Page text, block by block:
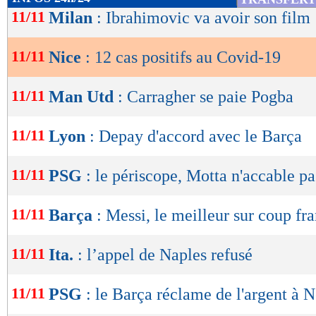
de
OK
11/11 Milan : Ibrahimovic va avoir son film
11/11 Nice : 12 cas positifs au Covid-19
11/11 Man Utd : Carragher se paie Pogba
11/11 Lyon : Depay d'accord avec le Barça
11/11 PSG : le périscope, Motta n'accable
11/11 Barça : Messi, le meilleur sur coup
11/11 Ita. : l’appel de Naples refusé
11/11 PSG : le Barça réclame de l'argent à